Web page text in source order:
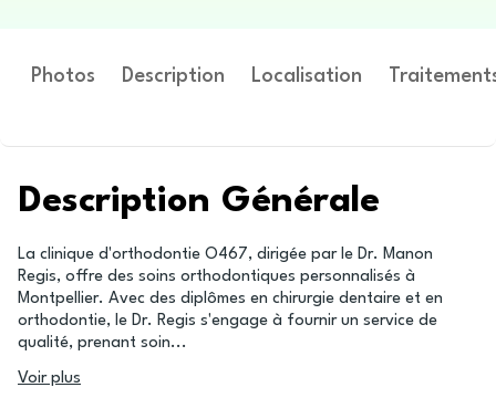
Photos Description Localisation
Description Générale
La clinique d'orthodontie O467, dirigée par le Dr. Manon
Regis, offre des soins orthodontiques personnalisés à
Montpellier. Avec des diplômes en chirurgie dentaire et en
orthodontie, le Dr. Regis s'engage à fournir un service de
qualité, prenant soin...
Voir plus